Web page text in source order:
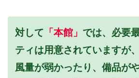
対して 「本館」 では、必要
ティは用意されていますが
風量が弱かったり、備品が